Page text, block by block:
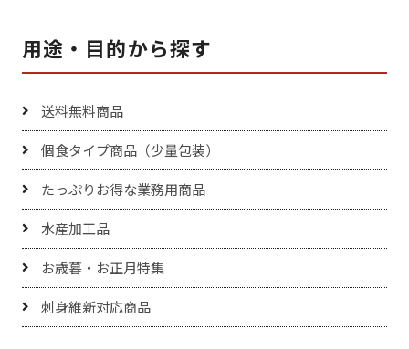
用途・目的から探す
送料無料商品
個食タイプ商品（少量包装）
たっぷりお得な業務用商品
水産加工品
お歳暮・お正月特集
刺身維新対応商品